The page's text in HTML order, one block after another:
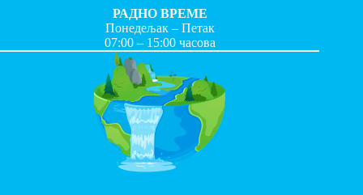
РАДНО ВРЕМЕ
Понедељак – Петак
07:00 – 15:00 часова